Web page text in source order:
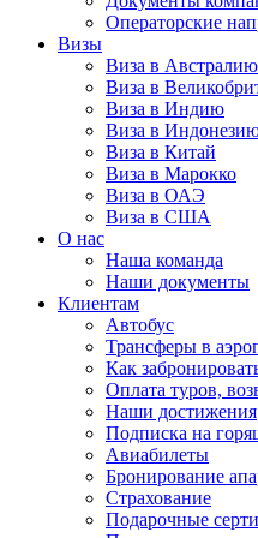
Операторские
Визы
Виза в Австралию
Виза в
Виза в Индию
Виза в
Виза в Китай
Виза в Марокко
Виза в ОАЭ
Виза в США
О нас
Наша команда
Наши документы
Клиентам
Автобус
Трансферы в
Как
Оплата туров,
Наши достижения
Подписка на
Авиабилеты
Бронирование
Страхование
Подарочные